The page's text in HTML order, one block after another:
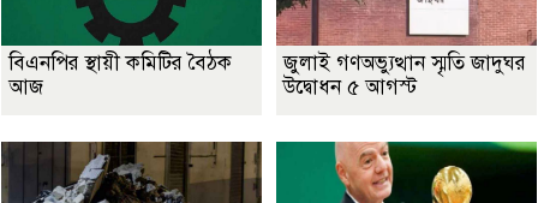
বিএনপির স্থায়ী কমিটির বৈঠক
আজ
জুলাই গণঅভ্যুত্থান স্মৃতি জাদুঘর
উদ্বোধন ৫ আগস্ট